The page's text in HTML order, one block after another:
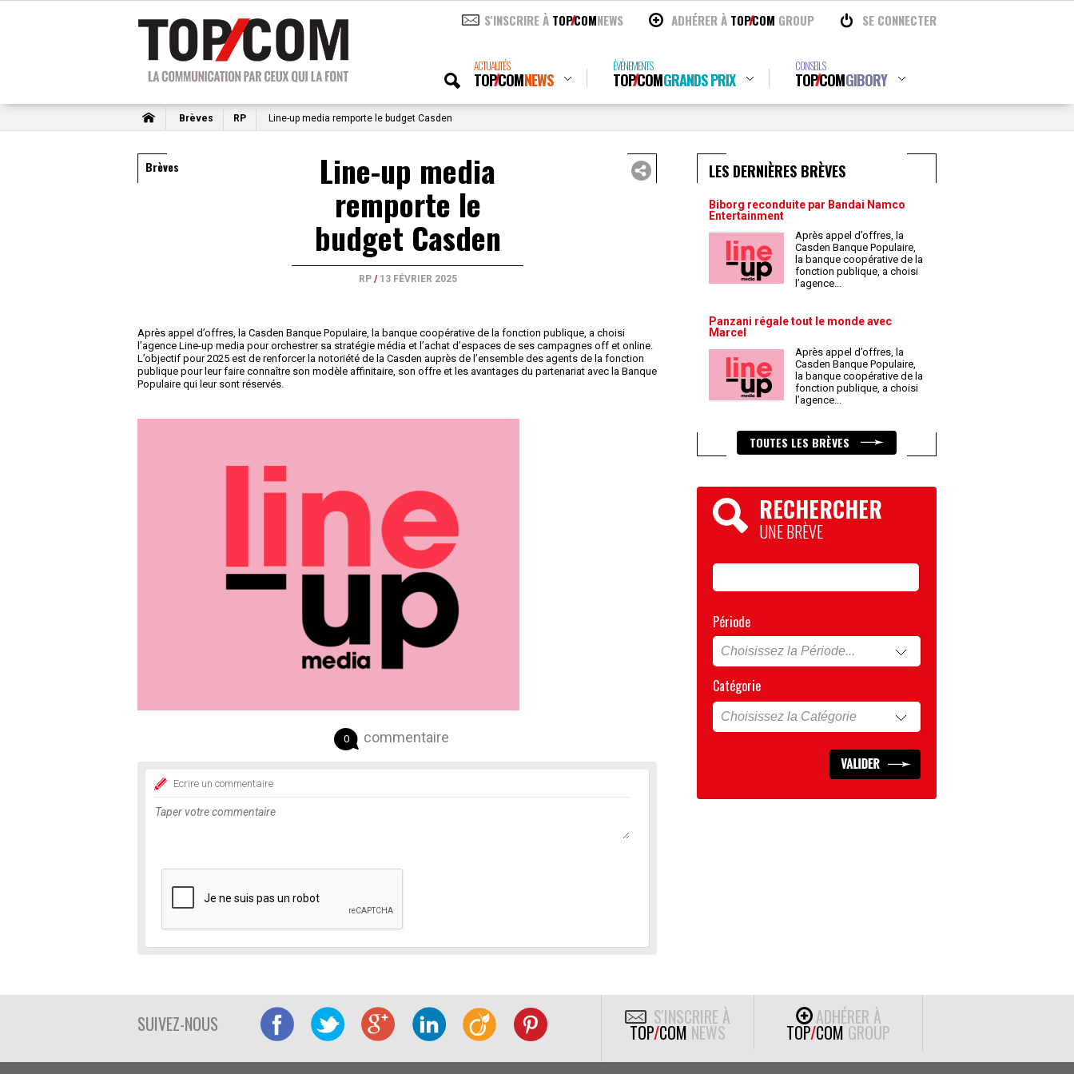
S'INSCRIRE À TOPCOMNEWS ADHÉRER À TOPCOM GROUP SE CONNECTER
ACTUALITÉS
TOPCOMNEWS
ÉVÉNEMENTS
TOPCOMGRANDS PRIX
CONSEILS
TOPCOMGIBORY
Brèves RP Line-up media remporte le budget Casden
Brèves Line-up media
remporte le
budget Casden
RP/ 13 FÉVRIER 2025
Après appel d’offres, la Casden Banque Populaire, la banque coopérative de la fonction publique, a choisi
l’agence Line-up media pour orchestrer sa stratégie média et l’achat d’espaces de ses campagnes off et online.
L’objectif pour 2025 est de renforcer la notoriété de la Casden auprès de l’ensemble des agents de la fonction
publique pour leur faire connaître son modèle affinitaire, son offre et les avantages du partenariat avec la Banque
Populaire qui leur sont réservés.
0 commentaire
Ecrire un commentaire
LES DERNIÈRES BRÈVES
Biborg reconduite par Bandai Namco
Entertainment
Après appel d’offres, la
Casden Banque Populaire,
la banque coopérative de la
fonction publique, a choisi
l’agence...
Panzani régale tout le monde avec
Marcel
Après appel d’offres, la
Casden Banque Populaire,
la banque coopérative de la
fonction publique, a choisi
l’agence...
TOUTES LES BRÈVES
RECHERCHER
UNE BRÈVE
Période
Catégorie
SUIVEZ-NOUS S'INSCRIRE À
TOP/COM NEWS
ADHÉRER À
TOP/COM GROUP